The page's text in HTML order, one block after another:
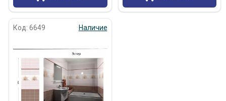
Код: 6649 Наличие